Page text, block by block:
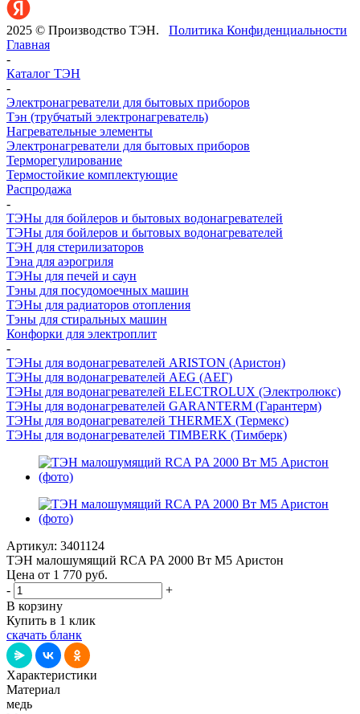
2025 © Производство ТЭН. Политика Конфиденциальности
Главная
-
Каталог ТЭН
-
Электронагреватели для бытовых приборов
Тэн (трубчатый электронагреватель)
Нагревательные элементы
Электронагреватели для бытовых приборов
Терморегулирование
Термостойкие комплектующие
Распродажа
-
ТЭНы для бойлеров и бытовых водонагревателей
ТЭНы для бойлеров и бытовых водонагревателей
ТЭН для стерилизаторов
Тэна для аэрогриля
ТЭНы для печей и саун
Тэны для посудомоечных машин
ТЭНы для радиаторов отопления
Тэны для стиральных машин
Конфорки для электроплит
-
ТЭНы для водонагревателей ARISTON (Аристон)
ТЭНы для водонагревателей AEG (АЕГ)
ТЭНы для водонагревателей ELECTROLUX (Электролюкс)
ТЭНы для водонагревателей GARANTERM (Гарантерм)
ТЭНы для водонагревателей THERMEX (Термекс)
ТЭНы для водонагревателей TIMBERK (Тимберк)
Артикул: 3401124
ТЭН малошумящий RCA PA 2000 Вт М5 Аристон
Цена от 1 770 руб.
-
+
В корзину
Купить в 1 клик
скачать бланк
Характеристики
Материал
медь